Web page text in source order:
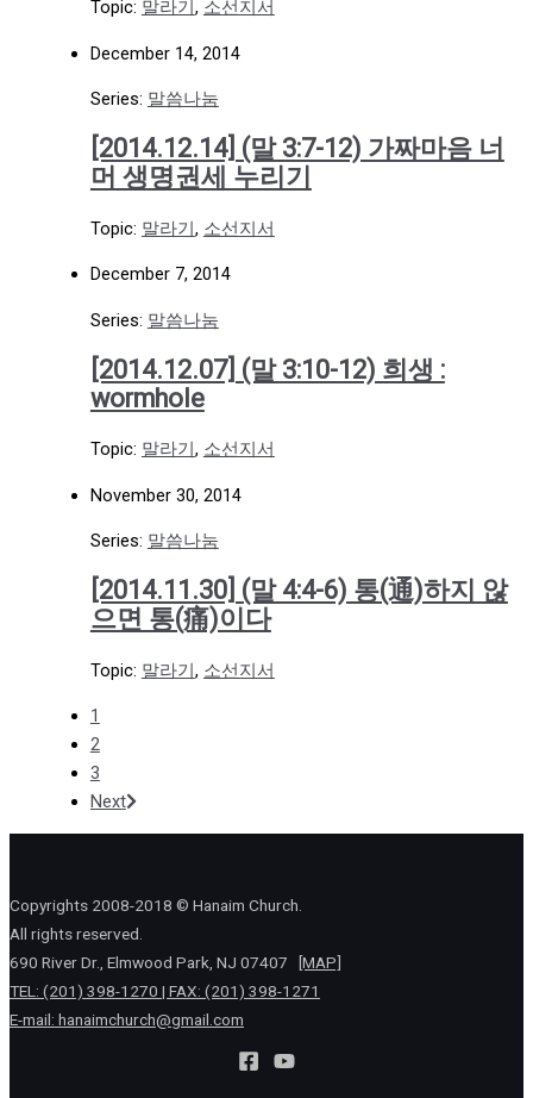
Topic: 말라기, 소선지서
December 14, 2014
Series: 말씀나눔
[2014.12.14] (말 3:7-12) 가짜마음 너
머 생명권세 누리기
Topic: 말라기, 소선지서
December 7, 2014
Series: 말씀나눔
[2014.12.07] (말 3:10-12) 희생 :
wormhole
Topic: 말라기, 소선지서
November 30, 2014
Series: 말씀나눔
[2014.11.30] (말 4:4-6) 통(通)하지 않
으면 통(痛)이다
Topic: 말라기, 소선지서
1
2
3
Next
Copyrights 2008-2018 © Hanaim Church.
All rights reserved.
690 River Dr., Elmwood Park, NJ 07407
[MAP]
TEL: (201) 398-1270 | FAX: (201) 398-1271
E-mail: hanaimchurch@gmail.com